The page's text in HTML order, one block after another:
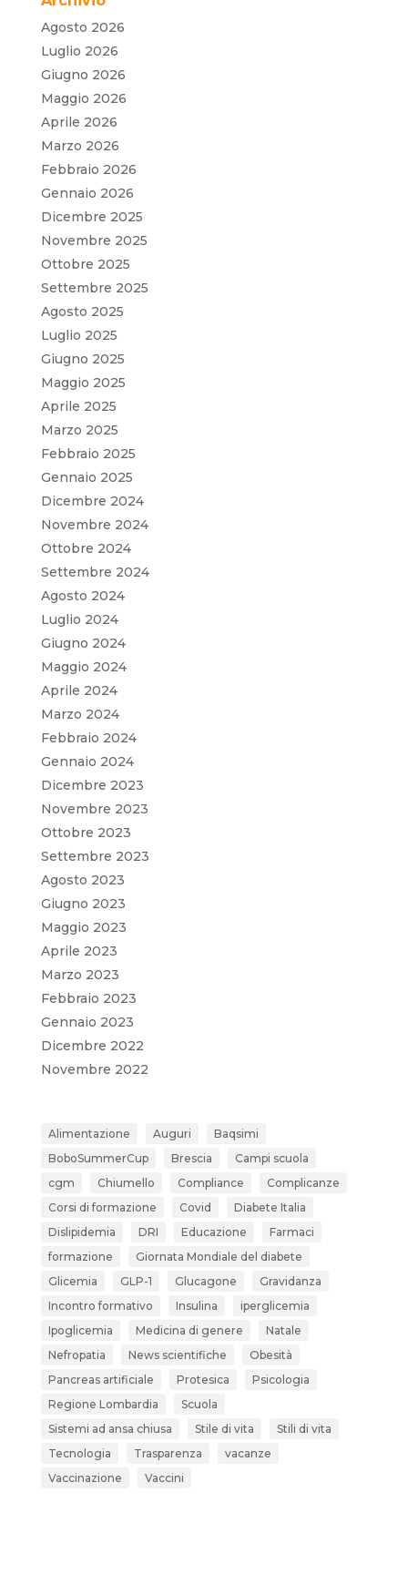
Agosto 2026
Luglio 2026
Giugno 2026
Maggio 2026
Aprile 2026
Marzo 2026
Febbraio 2026
Gennaio 2026
Dicembre 2025
Novembre 2025
Ottobre 2025
Settembre 2025
Agosto 2025
Luglio 2025
Giugno 2025
Maggio 2025
Aprile 2025
Marzo 2025
Febbraio 2025
Gennaio 2025
Dicembre 2024
Novembre 2024
Ottobre 2024
Settembre 2024
Agosto 2024
Luglio 2024
Giugno 2024
Maggio 2024
Aprile 2024
Marzo 2024
Febbraio 2024
Gennaio 2024
Dicembre 2023
Novembre 2023
Ottobre 2023
Settembre 2023
Agosto 2023
Giugno 2023
Maggio 2023
Aprile 2023
Marzo 2023
Febbraio 2023
Gennaio 2023
Dicembre 2022
Novembre 2022
Alimentazione Auguri
Baqsimi
BoboSummerCup
Brescia
Campi scuola
cgm
Chiumello Compliance
Complicanze
Corsi di formazione
Covid
Diabete Italia
Dislipidemia
DRI Educazione
Farmaci
formazione
Giornata Mondiale del diabete
Glicemia
GLP-1 Glucagone
Gravidanza
Incontro formativo
Insulina
iperglicemia
Ipoglicemia
Medicina di genere
Natale
Nefropatia
News scientifiche
Obesità
Pancreas artificiale
Protesica
Psicologia
Regione Lombardia
Scuola
Sistemi ad ansa chiusa
Stile di vita
Stili di vita
Tecnologia
Trasparenza
vacanze
Vaccinazione
Vaccini